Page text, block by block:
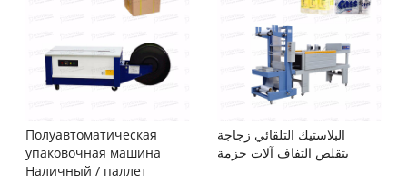
Полуавтоматическая
упаковочная машина
Наличный / паллет
البلاستيك التلقائي زجاجة
يتقلص التفاف آلات حزمة